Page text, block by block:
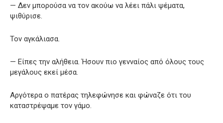
— Δεν μπορούσα να τον ακούω να λέει πάλι ψέματα,
ψιθύρισε.
Τον αγκάλιασα.
— Είπες την αλήθεια. Ήσουν πιο γενναίος από όλους τους
μεγάλους εκεί μέσα.
Αργότερα ο πατέρας τηλεφώνησε και φώναζε ότι του
καταστρέψαμε τον γάμο.